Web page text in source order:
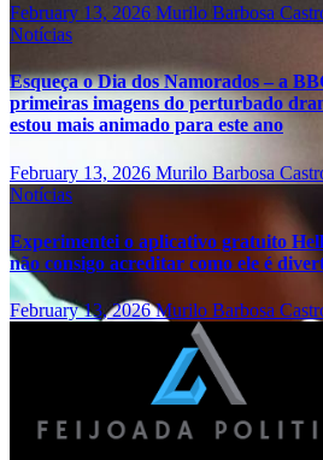
February 13, 2026 Murilo Barbosa
Notícias
Esqueça o Dia dos Namorados – a
primeiras imagens do perturbado
estou mais animado para este ano
February 13, 2026 Murilo Barbosa
Notícias
Experimentei o aplicativo gratuito
não consigo acreditar como ele é
February 13, 2026Murilo Barbosa